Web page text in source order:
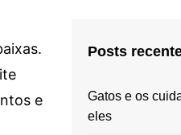
e
Posts
Gatos e os
eles